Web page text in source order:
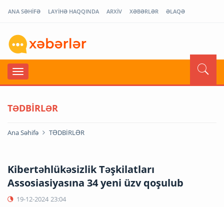
ANA SƏHİFƏ LAYİHƏ HAQQINDA ARXİV XƏBƏRLƏR ƏLAQƏ
TƏDBİRLƏR
Ana Səhifə TƏDBİRLƏR
Kibertəhlükəsizlik Təşkilatları
Assosiasiyasına 34 yeni üzv qoşulub
19-12-2024 23:04